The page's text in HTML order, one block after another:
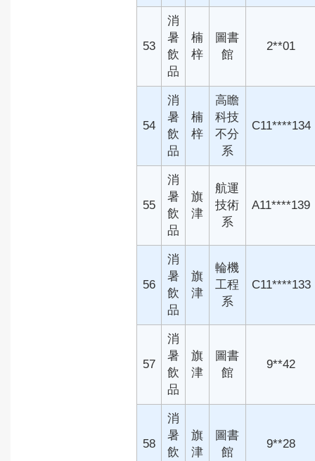
53
消
暑
飲
品
楠
梓
圖書
館
2**01
54
消
暑
飲
品
楠
梓
高瞻
科技
不分
系
C11****134
55
消
暑
飲
品
旗
津
航運
技術
系
A11****139
56
消
暑
飲
品
旗
津
輪機
工程
系
C11****133
57
消
暑
飲
品
旗
津
圖書
館
9**42
58
消
暑
飲
旗
津
圖書
館
9**28